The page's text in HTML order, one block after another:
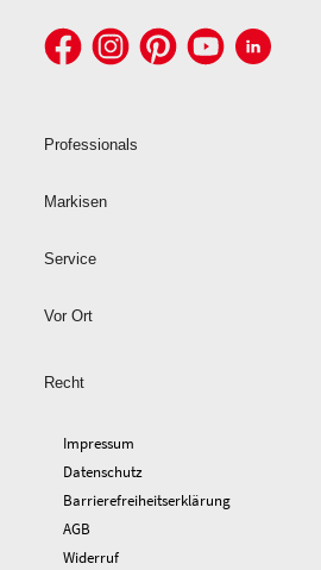
Professionals
Markisen
Service
Vor Ort
Recht
Impressum
Datenschutz
Barrierefreiheitserklärung
AGB
Widerruf